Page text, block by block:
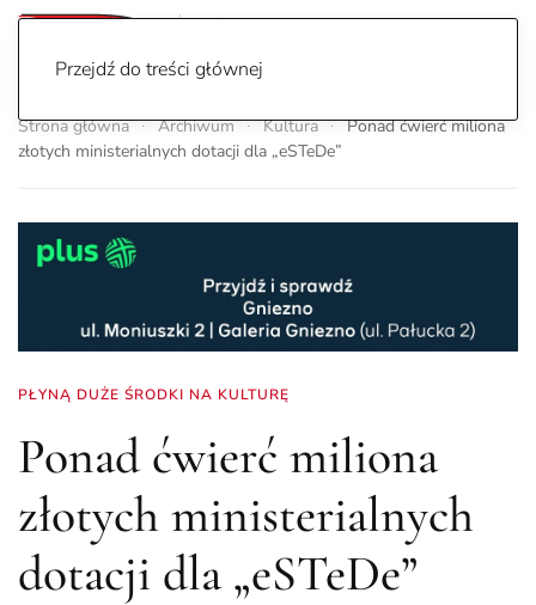
Przejdź do treści głównej
Strona główna Archiwum Kultura
Ponad ćwierć miliona
złotych ministerialnych dotacji dla „eSTeDe”
PŁYNĄ DUŻE ŚRODKI NA KULTURĘ
Ponad ćwierć miliona
złotych ministerialnych
dotacji dla „eSTeDe”